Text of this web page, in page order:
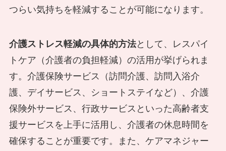
つらい気持ちを軽減することが可能になります。
介護ストレス軽減の具体的方法として、レスパイ
トケア（介護者の負担軽減）の活用が挙げられま
す。介護保険サービス（訪問介護、訪問入浴介
護、デイサービス、ショートステイなど）、介護
保険外サービス、行政サービスといった高齢者支
援サービスを上手に活用し、介護者の休息時間を
確保することが重要です。また、ケアマネジャー